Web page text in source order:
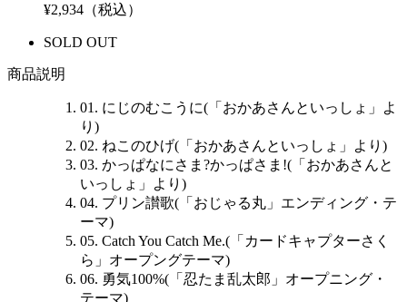
¥2,934（税込）
SOLD OUT
商品説明
01. にじのむこうに(「おかあさんといっしょ」よ
り)
02. ねこのひげ(「おかあさんといっしょ」より)
03. かっぱなにさま?かっぱさま!(「おかあさんと
いっしょ」より)
04. プリン讃歌(「おじゃる丸」エンディング・テ
ーマ)
05. Catch You Catch Me.(「カードキャプターさく
ら」オープングテーマ)
06. 勇気100%(「忍たま乱太郎」オープニング・
テーマ)